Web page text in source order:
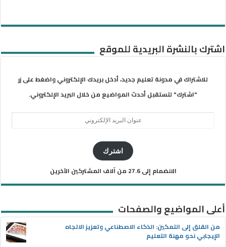
اشترك بالنشرة البريدية للموقع
للاشتراك في مدونة تعليم جديد، أدخل بريدك الإلكتروني واضغط على زر
"اشترك" لتستقبل أحدث المواضيع من خلال البريد الإلكتروني.
اشترك
الانضمام إلى 27.6 من آلاف المشتركين الآخرين
أعلى المواضيع والصفحات
من القلق إلى التمكين: الذكاء الاصطناعي وتعزيز الاتجاه
الإيجابي نحو مهنة التعليم